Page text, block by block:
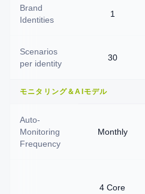
Brand
Identities
1
Scenarios
per identity
30
モニタリング＆AIモデル
Auto-
Monitoring
Frequency
Monthly
4 Core